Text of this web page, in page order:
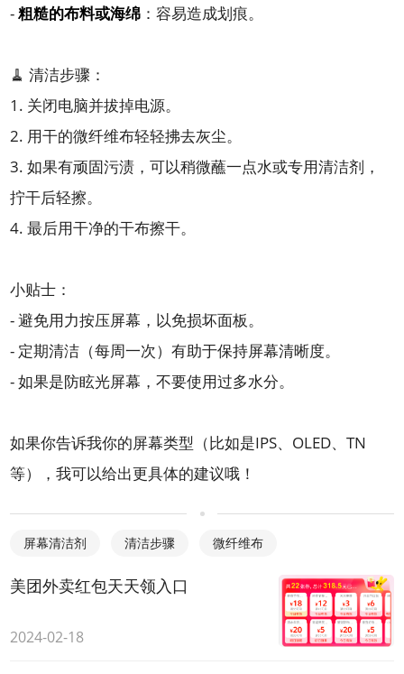
-粗糙的布料或海绵 ：容易造成划痕。
🧹 清洁步骤：
1. 关闭电脑并拔掉电源。
2. 用干的微纤维布轻轻拂去灰尘。
3. 如果有顽固污渍，可以稍微蘸一点水或专用清洁剂，
拧干后轻擦。
4. 最后用干净的干布擦干。
小贴士：
- 避免用力按压屏幕，以免损坏面板。
- 定期清洁（每周一次）有助于保持屏幕清晰度。
- 如果是防眩光屏幕，不要使用过多水分。
如果你告诉我你的屏幕类型（比如是IPS、OLED、TN
等），我可以给出更具体的建议哦！
屏幕清洁剂 清洁步骤 微纤维布
美团外卖红包天天领入口
2024-02-18